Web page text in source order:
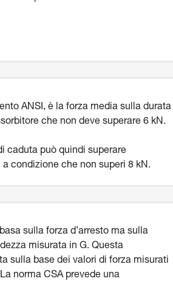
ANSI, è la forza media sulla durata
che non deve superare 6 kN.
caduta può quindi superare
condizione che non superi 8 kN.
sulla forza d’arresto ma sulla
misurata in G. Questa
sulla base dei valori di forza misurati
norma CSA prevede una